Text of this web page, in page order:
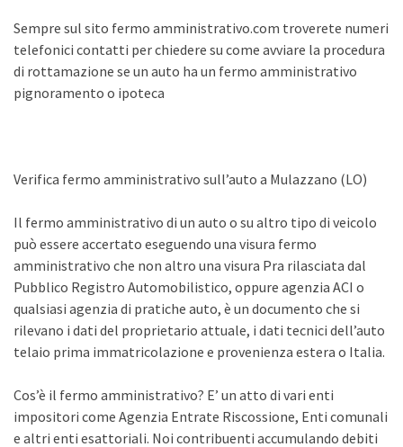
Sempre sul sito fermo amministrativo.com troverete numeri
telefonici contatti per chiedere su come avviare la procedura
di rottamazione se un auto ha un fermo amministrativo
pignoramento o ipoteca
Verifica fermo amministrativo sull’auto a Mulazzano (LO)
Il fermo amministrativo di un auto o su altro tipo di veicolo
può essere accertato eseguendo una visura fermo
amministrativo che non altro una visura Pra rilasciata dal
Pubblico Registro Automobilistico, oppure agenzia ACI o
qualsiasi agenzia di pratiche auto, è un documento che si
rilevano i dati del proprietario attuale, i dati tecnici dell’auto
telaio prima immatricolazione e provenienza estera o Italia.
Cos’è il fermo amministrativo? E’ un atto di vari enti
impositori come Agenzia Entrate Riscossione, Enti comunali
e altri enti esattoriali. Noi contribuenti accumulando debiti